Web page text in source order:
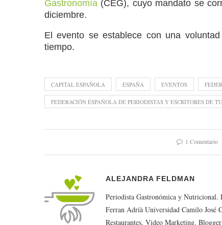
Gastronomía (CEG), cuyo mandato se
diciembre.
El evento se establece con una
tiempo.
CAPITAL ESPAÑOLA ESPAÑA EVENTOS
FEDERACIÓN ESPAÑOLA DE PERIODISTAS Y ESCRITORES DE
1 Comentario
ALEJANDRA FELDMAN
Periodista Gastronómica y Nutricional.
Ferran Adrià Universidad Camilo José
Restaurantes, Video Marketing.